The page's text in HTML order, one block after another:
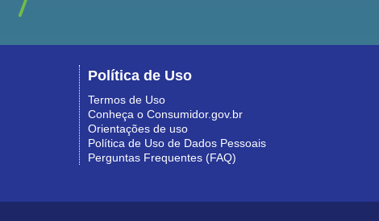
Política de Uso
Termos de Uso
Conheça o Consumidor.gov.br
Orientações de uso
Política de Uso de Dados Pessoais
Perguntas Frequentes (FAQ)